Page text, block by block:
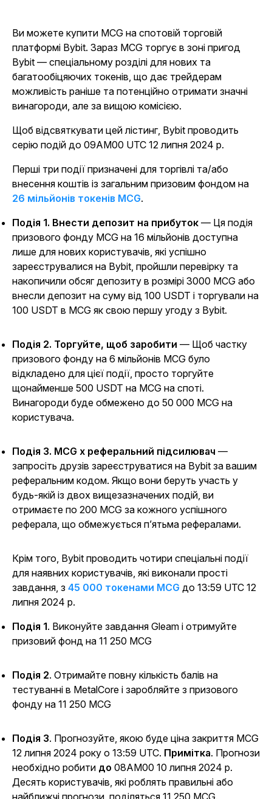
Ви можете купити MCG на спотовій торговій
платформі Bybit. Зараз MCG торгує в зоні пригод
Bybit — спеціальному розділі для нових та
багатообіцяючих токенів, що дає трейдерам
можливість раніше та потенційно отримати значні
винагороди, але за вищою комісією.
Щоб відсвяткувати цей лістинг, Bybit проводить
серію подій до 09AM00 UTC 12 липня 2024 р.
Перші три події призначені для торгівлі та/або
внесення коштів із загальним призовим фондом на
26 мільйонів токенів MCG.
Подія 1. Внести депозит на прибуток — Ця подія
призового фонду MCG на 16 мільйонів доступна
лише для нових користувачів, які успішно
зареєструвалися на Bybit, пройшли перевірку та
накопичили обсяг депозиту в розмірі 3000 MCG або
внесли депозит на суму від 100 USDT і торгували на
100 USDT в MCG як свою першу угоду з Bybit.
Подія 2. Торгуйте, щоб заробити — Щоб частку
призового фонду на 6 мільйонів MCG було
відкладено для цієї події, просто торгуйте
щонайменше 500 USDT на MCG на споті.
Винагороди буде обмежено до 50 000 MCG на
користувача.
Подія 3. MCG x реферальний підсилювач —
запросіть друзів зареєструватися на Bybit за вашим
реферальним кодом. Якщо вони беруть участь у
будь-якій із двох вищезазначених подій, ви
отримаєте по 200 MCG за кожного успішного
реферала, що обмежується п’ятьма рефералами.
Крім того, Bybit проводить чотири спеціальні події
для наявних користувачів, які виконали прості
завдання, з 45 000 токенами MCG до 13:59 UTC 12
липня 2024 р.
Подія 1. Виконуйте завдання Gleam і отримуйте
призовий фонд на 11 250 MCG
Подія 2. Отримайте повну кількість балів на
тестуванні в MetalCore і заробляйте з призового
фонду на 11 250 MCG
Подія 3. Прогнозуйте, якою буде ціна закриття MCG
12 липня 2024 року о 13:59 UTC. Примітка. Прогнози
необхідно робити до 08AM00 10 липня 2024 р.
Десять користувачів, які роблять правильні або